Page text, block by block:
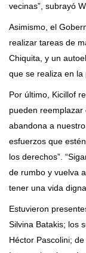
vecinas”, subrayó
Asimismo, el
realizar tareas de
Chiquita, y un
que se realiza en la
Por último, Kicillof
pueden
abandona a
esfuerzos que
los derechos”.
de rumbo y vuelva
tener una vida
Estuvieron
Silvina Batakis; los
Héctor Pascolini;